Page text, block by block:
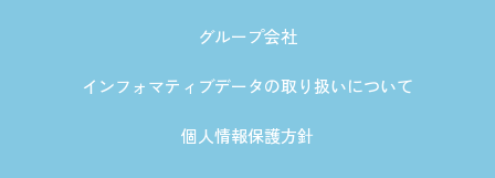
グループ会社
インフォマティブデータの取り扱いについて
個人情報保護方針